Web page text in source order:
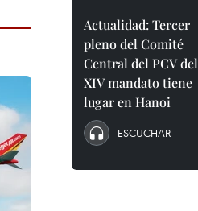
Actualidad: Tercer
pleno del Comité
Central del PCV del
XIV mandato tiene
lugar en Hanoi
ESCUCHAR